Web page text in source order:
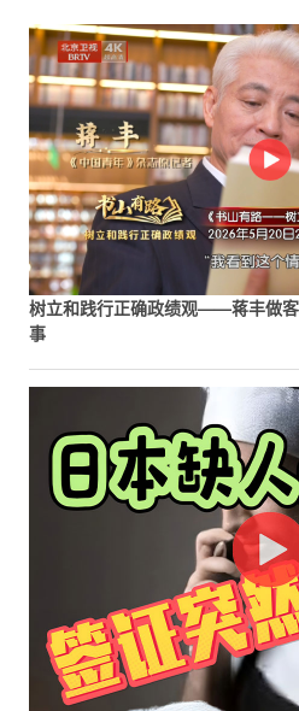
树立和践行正确政绩观——蒋丰做
事